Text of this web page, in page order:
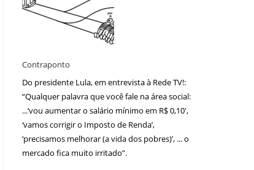
Contraponto
Do presidente Lula, em entrevista à Rede TV!:
“Qualquer palavra que você fale na área social:
...‘vou aumentar o salário mínimo em R$ 0,10′,
‘vamos corrigir o Imposto de Renda’,
‘precisamos melhorar (a vida dos pobres)’, ... o
mercado fica muito irritado”.